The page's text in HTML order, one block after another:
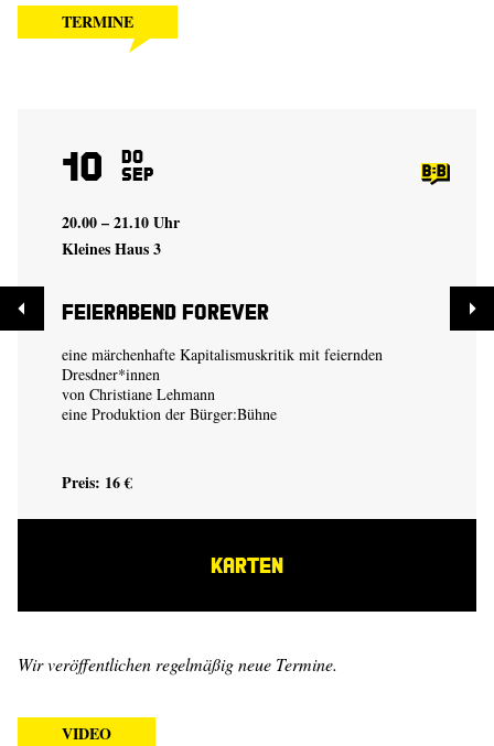
TERMINE
10 Do
Sep
20.00 – 21.10 Uhr
Kleines Haus 3
Feierabend Forever
eine märchenhafte Kapitalismuskritik mit feiernden
Dresdner*innen
von Christiane Lehmann
eine Produktion der Bürger:Bühne
Preis: 16 €
KARTEN
Wir veröffentlichen regelmäßig neue Termine.
VIDEO